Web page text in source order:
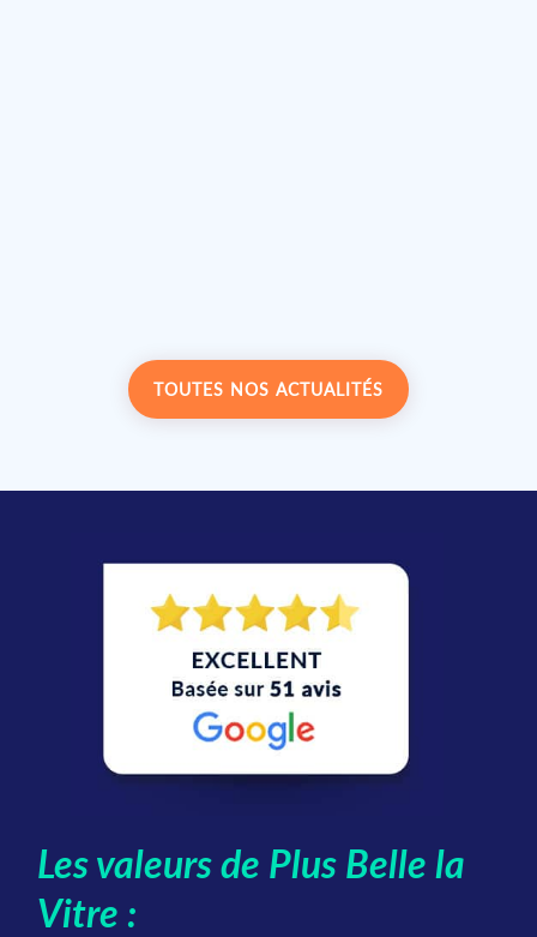
TOUTES NOS ACTUALITÉS
Les valeurs de Plus Belle la
Vitre :